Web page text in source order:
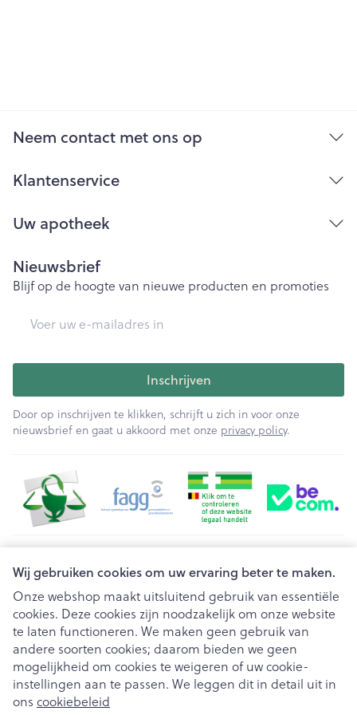
Wij gebruiken cookies om uw ervaring beter te maken.
Onze webshop maakt uitsluitend gebruik van essentiële
cookies. Deze cookies zijn noodzakelijk om onze website
te laten functioneren. We maken geen gebruik van
andere soorten cookies; daarom bieden we geen
mogelijkheid om cookies te weigeren of uw cookie-
instellingen aan te passen. We leggen dit in detail uit in
ons cookiebeleid
Neem contact met ons op
Klantenservice
Uw apotheek
Nieuwsbrief
Blijf op de hoogte van nieuwe producten en promoties
Inschrijven
Door op inschrijven te klikken, schrijft u zich in voor onze
nieuwsbrief en gaat u akkoord met onze privacy policy.
Juridische links